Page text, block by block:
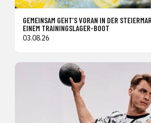
GEMEINSAM GEHT’S VORAN IN DER
EINEM TRAININGSLAGER-BOOT
03.08.26